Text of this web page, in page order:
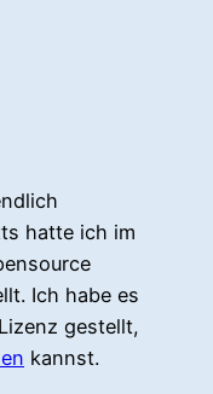
hatte ich im
Ich habe es
gestellt,
kannst.